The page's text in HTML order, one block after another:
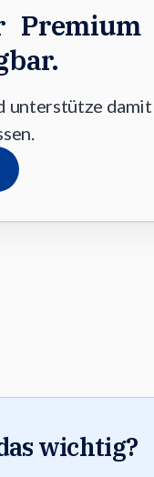
Premium
unterstütze
wichtig?